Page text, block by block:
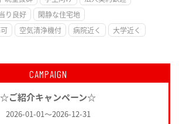
り良好
閑静な住宅地
空気清浄機付 病院近く
大学近く
CAMPAIGN
☆ご紹介キャンペーン☆
2026-01-01～2026-12-31